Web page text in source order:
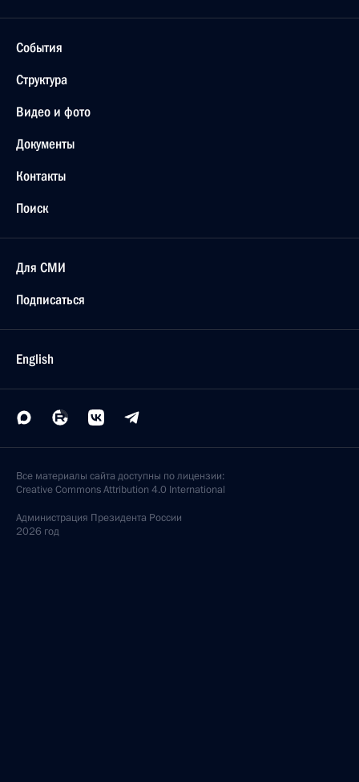
События
Структура
Видео и фото
Документы
Контакты
Поиск
Для СМИ
Подписаться
English
Все материалы сайта доступны по лицензии:
Creative Commons Attribution 4.0 International
Администрация Президента России
2026 год